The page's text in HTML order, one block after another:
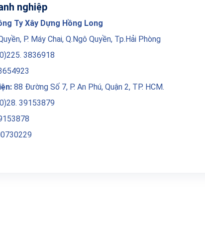
nghiệp
Ty Xây Dựng Hồng Long
P. Máy Chai, Q.Ngô Quyền, Tp.Hải Phòng
3836918
88 Đường Số 7, P. An Phú, Quận 2, TP. HCM.
39153879